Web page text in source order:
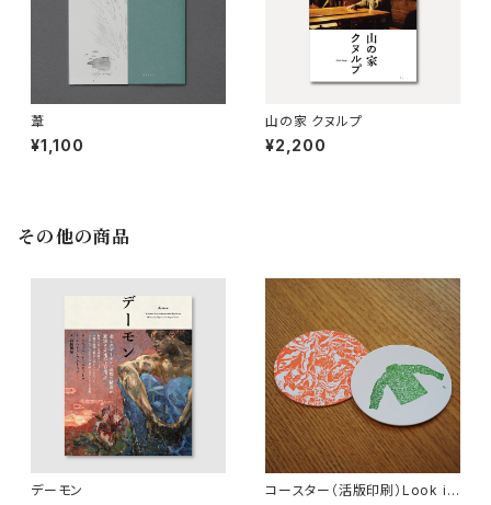
葦
¥1,100
山の家 クヌルプ
¥2,200
その他の商品
デーモン
コースター（活版印刷）Look in